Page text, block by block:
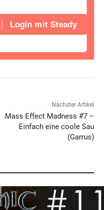
Login mit Steady
Nächster Artikel
Mass Effect Madness #7 –
Einfach eine coole Sau
(Garrus)